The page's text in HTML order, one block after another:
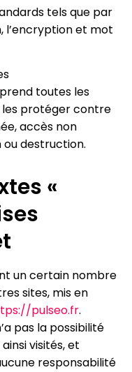
tels que par
l’encryption et mot
prend toutes les
les protéger contre
accès non
destruction.
«
un certain nombre
sites, mis en
pulseo.fr.
pas la possibilité
visités, et
responsabilité